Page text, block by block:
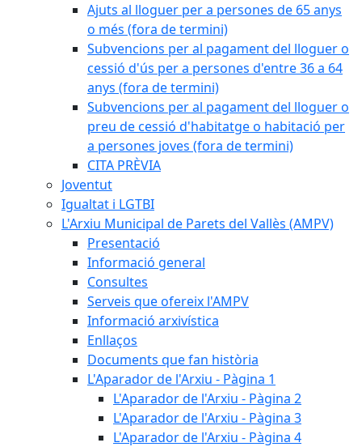
Ajuts al lloguer per a persones de 65 anys
o més (fora de termini)
Subvencions per al pagament del lloguer o
cessió d'ús per a persones d'entre 36 a 64
anys (fora de termini)
Subvencions per al pagament del lloguer o
preu de cessió d'habitatge o habitació per
a persones joves (fora de termini)
CITA PRÈVIA
Joventut
Igualtat i LGTBI
L'Arxiu Municipal de Parets del Vallès (AMPV)
Presentació
Informació general
Consultes
Serveis que ofereix l'AMPV
Informació arxivística
Enllaços
Documents que fan història
L'Aparador de l'Arxiu - Pàgina 1
L'Aparador de l'Arxiu - Pàgina 2
L'Aparador de l'Arxiu - Pàgina 3
L'Aparador de l'Arxiu - Pàgina 4